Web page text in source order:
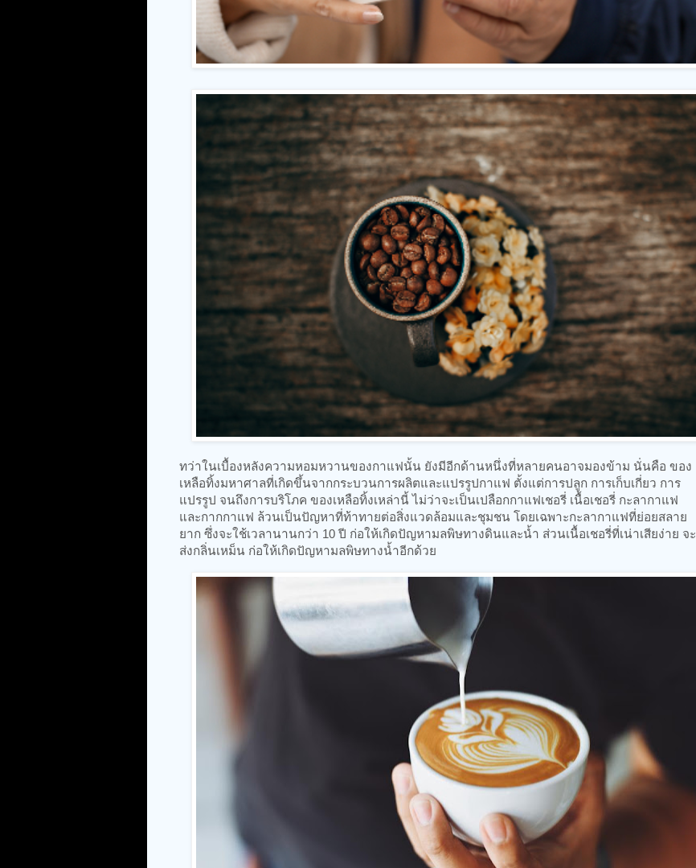
ทว่าในเบื้องหลังความหอมหวานของกาแฟนั้น ยังมีอีกด้านหนึ่งที่หลายคนอาจมองข้าม นั่นคือ ของ
เหลือทิ้งมหาศาลที่เกิดขึ้นจากกระบวนการผลิตและแปรรูปกาแฟ ตั้งแต่การปลูก การเก็บเกี่ยว การ
แปรรูป จนถึงการบริโภค ของเหลือทิ้งเหล่านี้ ไม่ว่าจะเป็นเปลือกกาแฟเชอรี่ เนื้อเชอรี่ กะลากาแฟ
และกากกาแฟ ล้วนเป็นปัญหาที่ท้าทายต่อสิ่งแวดล้อมและชุมชน โดยเฉพาะกะลากาแฟที่ย่อยสลาย
ยาก ซึ่งจะใช้เวลานานกว่า 10 ปี ก่อให้เกิดปัญหามลพิษทางดินและน้ำ ส่วนเนื้อเชอรี่ที่เน่าเสียง่าย จะ
ส่งกลิ่นเหม็น ก่อให้เกิดปัญหามลพิษทางน้ำอีกด้วย